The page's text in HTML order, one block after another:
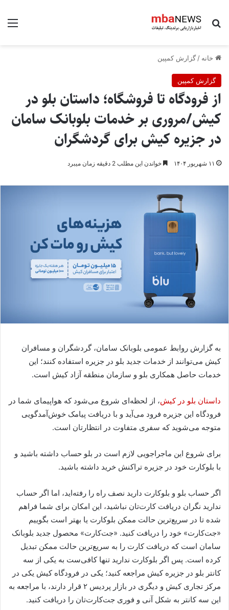
جستجو برای
خانه / گزارش کمپین
گزارش کمپین
از فرودگاه تا فروشگاه؛ داستان بلو در
کیش/مروری بر خدمات بلوبانک سامان
در جزیره کیش برای گردشگران
۱۱ شهریور ۱۴۰۴ خواندن این مطلب 2 دقیقه زمان میبرد
به گزارش روابط عمومی بلوبانک سامان، گردشگران و مسافران
کیش می‌توانند از خدمات جدید بلو در جزیره استفاده کنند؛ این
خدمات حاصل همکاری بلو و سازمان منطقه آزاد کیش است.
داستان بلو در کیش، از لحظه‌ای شروع می‌شود که هواپیمای شما در
فرودگاه این جزیره فرود می‌آید و با دریافت پیامک خوش‌آمدگویی
متوجه می‌شوید که سفری متفاوت در انتظارتان است.
برای شروع این ماجراجویی لازم است در بلو حساب داشته باشید و
با بلوکارت خود در جزیره تراکنش خرید داشته باشید.
اگر حساب بلو و بلوکارت دارید نصف راه را رفته‌اید، اما اگر حساب
ندارید نگران دریافت کارت‌تان نباشید، این امکان برای شما فراهم
شده تا در سریع‌ترین حالت ممکن بلوکارت یا بهتر است بگوییم
«جت‌کارت» خود را دریافت کنید. «جت‌کارت» محصول جدید بلوبانک
سامان است که دریافت کارت را به سریع‌ترین حالت ممکن تبدیل
کرده است. پس اگر بلوکارت ندارید تنها کافی‌ست به یکی از سه
کانتر بلو در جزیره کیش مراجعه کنید؛ یکی در فرودگاه کیش یکی در
مرکز تجاری کیش و دیگری در بازار پردیس ۲ قرار دارند، با مراجعه به
این سه کانتر به شکل آنی و فوری جت‌کارت‌تان را دریافت کنید.